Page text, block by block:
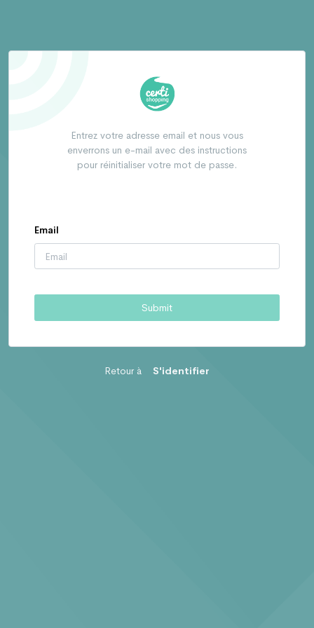
Entrez votre adresse email et nous vous
enverrons un e-mail avec des instructions
pour réinitialiser votre mot de passe.
Email
Submit
Retour à S'identifier